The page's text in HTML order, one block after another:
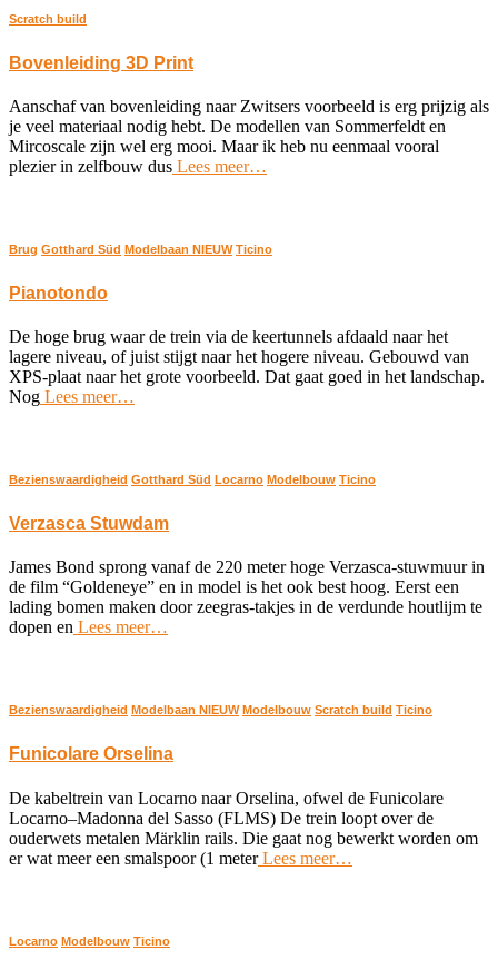
Scratch build
Bovenleiding 3D Print
Aanschaf van bovenleiding naar Zwitsers voorbeeld is erg prijzig als
je veel materiaal nodig hebt. De modellen van Sommerfeldt en
Mircoscale zijn wel erg mooi. Maar ik heb nu eenmaal vooral
plezier in zelfbouw dus Lees meer…
Brug Gotthard Süd Modelbaan NIEUW Ticino
Pianotondo
De hoge brug waar de trein via de keertunnels afdaald naar het
lagere niveau, of juist stijgt naar het hogere niveau. Gebouwd van
XPS-plaat naar het grote voorbeeld. Dat gaat goed in het landschap.
Nog Lees meer…
Bezienswaardigheid Gotthard Süd Locarno Modelbouw Ticino
Verzasca Stuwdam
James Bond sprong vanaf de 220 meter hoge Verzasca-stuwmuur in
de film “Goldeneye” en in model is het ook best hoog. Eerst een
lading bomen maken door zeegras-takjes in de verdunde houtlijm te
dopen en Lees meer…
Bezienswaardigheid Modelbaan NIEUW Modelbouw Scratch build Ticino
Funicolare Orselina
De kabeltrein van Locarno naar Orselina, ofwel de Funicolare
Locarno–Madonna del Sasso (FLMS) De trein loopt over de
ouderwets metalen Märklin rails. Die gaat nog bewerkt worden om
er wat meer een smalspoor (1 meterLees meer…
Locarno Modelbouw Ticino